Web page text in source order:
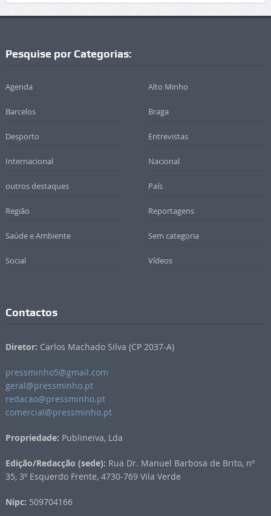
Pesquise por Categorias:
Agenda Alto Minho
Barcelos Braga
Desporto Entrevistas
Internacional Nacional
outros destaques País
Região Reportagens
Saúde e Ambiente Sem categoria
Social Vídeos
Contactos
Diretor: Carlos Machado Silva (CP 2037-A)
pressminho5@gmail.com
geral@pressminho.pt
redacao@pressminho.pt
comercial@pressminho.pt
Propriedade: Publineiva, Lda
Edição/Redacção (sede): Rua Dr. Manuel Barbosa de Brito, nº
35, 3º Esquerdo Frente, 4730-769 Vila Verde
Nipc: 509704166